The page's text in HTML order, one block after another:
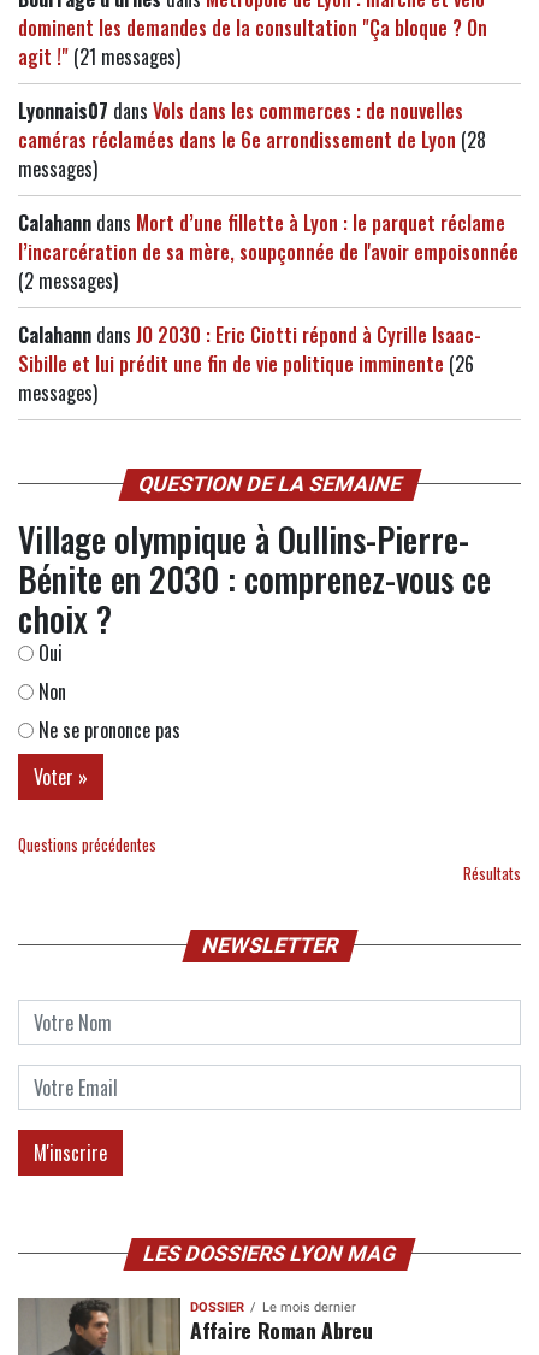
dominent les demandes de la consultation "Ça bloque ? On
agit !" (21 messages)
Lyonnais07 dans Vols dans les commerces : de nouvelles
caméras réclamées dans le 6e arrondissement de Lyon (28
messages)
Calahann dans Mort d’une fillette à Lyon : le parquet réclame
l’incarcération de sa mère, soupçonnée de l'avoir empoisonnée
(2 messages)
Calahann dans JO 2030 : Eric Ciotti répond à Cyrille Isaac-
Sibille et lui prédit une fin de vie politique imminente (26
messages)
QUESTION DE LA SEMAINE
Village olympique à Oullins-Pierre-
Bénite en 2030 : comprenez-vous ce
choix ?
Oui
Non
Ne se prononce pas
Questions précédentes
Résultats
NEWSLETTER
LES DOSSIERS LYON MAG
DOSSIER Le mois dernier
Affaire Roman Abreu